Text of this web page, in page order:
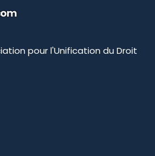
pour l'Unification du Droit